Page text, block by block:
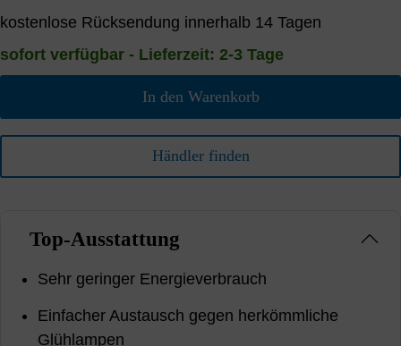
kostenlose Rücksendung innerhalb 14 Tagen
sofort verfügbar - Lieferzeit: 2-3 Tage
In den Warenkorb
Händler finden
Top-Ausstattung
Sehr geringer Energieverbrauch
Einfacher Austausch gegen herkömmliche
Glühlampen